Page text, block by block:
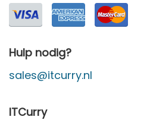
Hulp nodig?
sales@itcurry.nl
ITCurry